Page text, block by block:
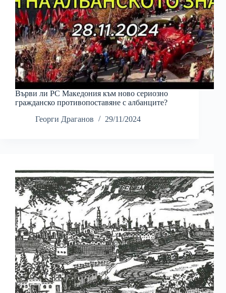
Върви ли РС Македония към ново сериозно
гражданско противопоставяне с албанците?
Георги Драганов
29/11/2024